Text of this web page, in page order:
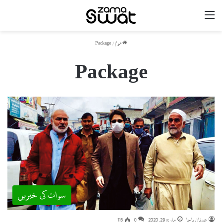
ھوم/
Package
Package
سوات کی خبریں
عدنان باچا مارچ 29, 2020 0
115